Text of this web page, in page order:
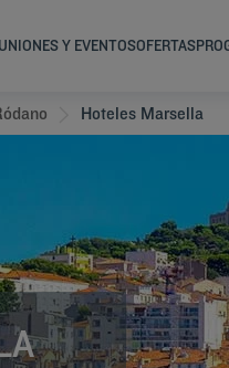
Y EVENTOSOFERTAS
Hoteles Marsella